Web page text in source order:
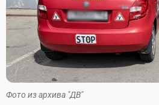
Фото из архива "ДВ"